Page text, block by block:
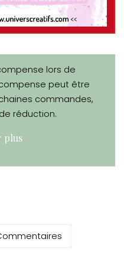
lors de
peut être
commandes,
réduction.
plus